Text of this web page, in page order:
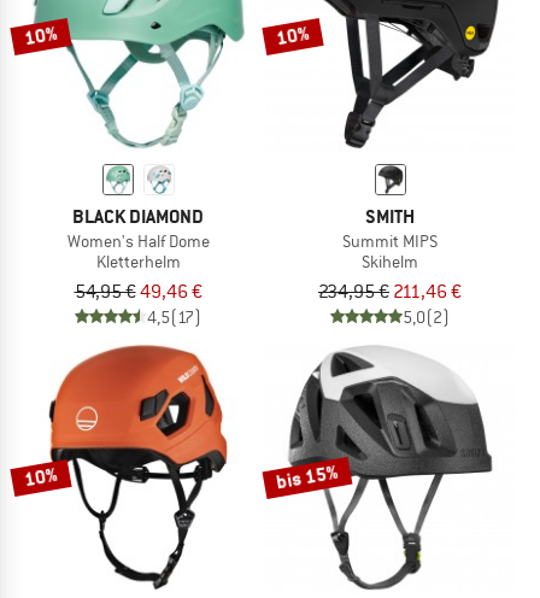
10%
BLACK DIAMOND
Women's Half Dome
Kletterhelm
54,95 €49,46 €
4,5(17)
10%
SMITH
Summit MIPS
Skihelm
234,95 € 211,46 €
5,0(2)
10% bis 15%